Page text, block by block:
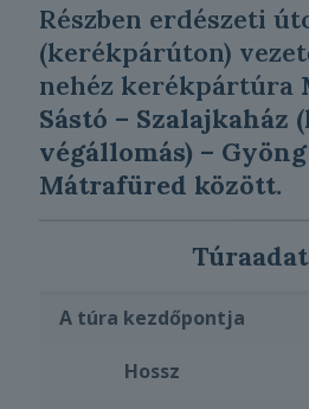
Részben erdészeti
(kerékpárúton)
nehéz kerékpártúra
Sástó – Szalajkaház
végállomás) –
Mátrafüred között.
A túra kezdőpontja
Hossz